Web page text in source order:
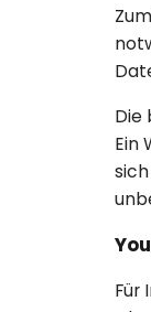
Die
Ein
Für